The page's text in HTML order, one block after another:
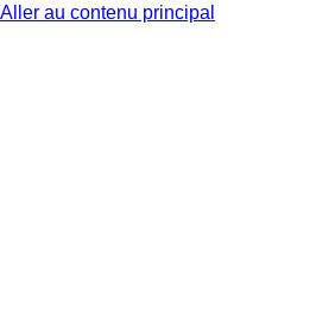
Aller au contenu principal